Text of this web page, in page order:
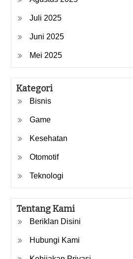
Juli 2025
Juni 2025
Mei 2025
Kategori
Bisnis
Game
Kesehatan
Otomotif
Teknologi
Tentang Kami
Beriklan Disini
Hubungi Kami